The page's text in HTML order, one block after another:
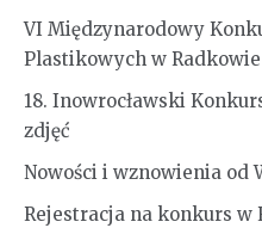
VI Międzynarodowy
Plastikowych w
18. Inowrocławski
zdjęć
Nowości i wznowienia od
Rejestracja na konkurs w